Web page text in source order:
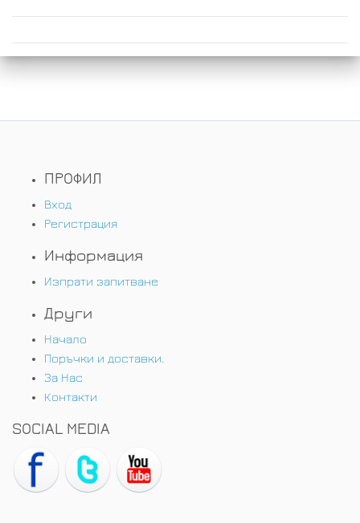
ПРОФИЛ
Вход
Регистрация
Информация
Изпрати запитване
Други
Начало
Поръчки и доставки.
За Нас
Контакти
SOCIAL MEDIA